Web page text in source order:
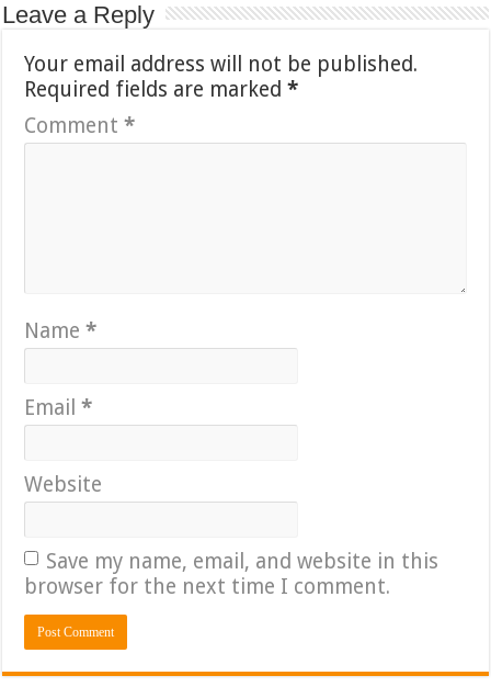
Leave a Reply
Your email address will not be published.
Required fields are marked*
Comment*
Name*
Email*
Website
Save my name, email, and website in this
browser for the next time I comment.